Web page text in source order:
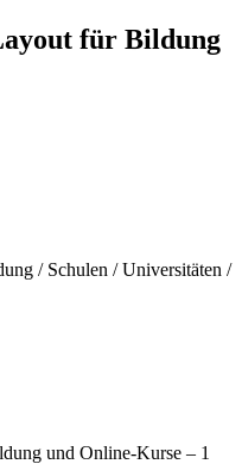
für Bildung
/ Schulen / Universitäten /